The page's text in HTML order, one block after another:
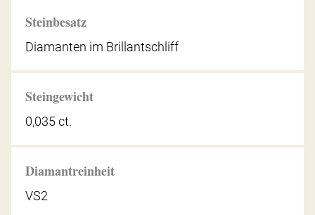
Steinbesatz
Diamanten im Brillantschliff
Steingewicht
0,035 ct.
Diamantreinheit
VS2